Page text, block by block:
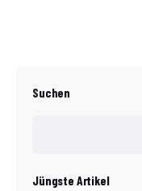
Suchen
Jüngste Artikel